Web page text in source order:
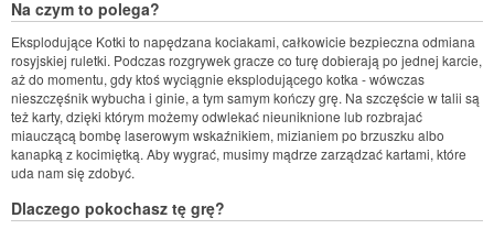
Na czym to polega?
Eksplodujące Kotki to napędzana kociakami, całkowicie bezpieczna odmiana
rosyjskiej ruletki. Podczas rozgrywek gracze co turę dobierają po jednej karcie,
aż do momentu, gdy ktoś wyciągnie eksplodującego kotka - wówczas
nieszczęśnik wybucha i ginie, a tym samym kończy grę. Na szczęście w talii są
też karty, dzięki którym możemy odwlekać nieuniknione lub rozbrajać
miauczącą bombę laserowym wskaźnikiem, mizianiem po brzuszku albo
kanapką z kocimiętką. Aby wygrać, musimy mądrze zarządzać kartami, które
uda nam się zdobyć.
Dlaczego pokochasz tę grę?